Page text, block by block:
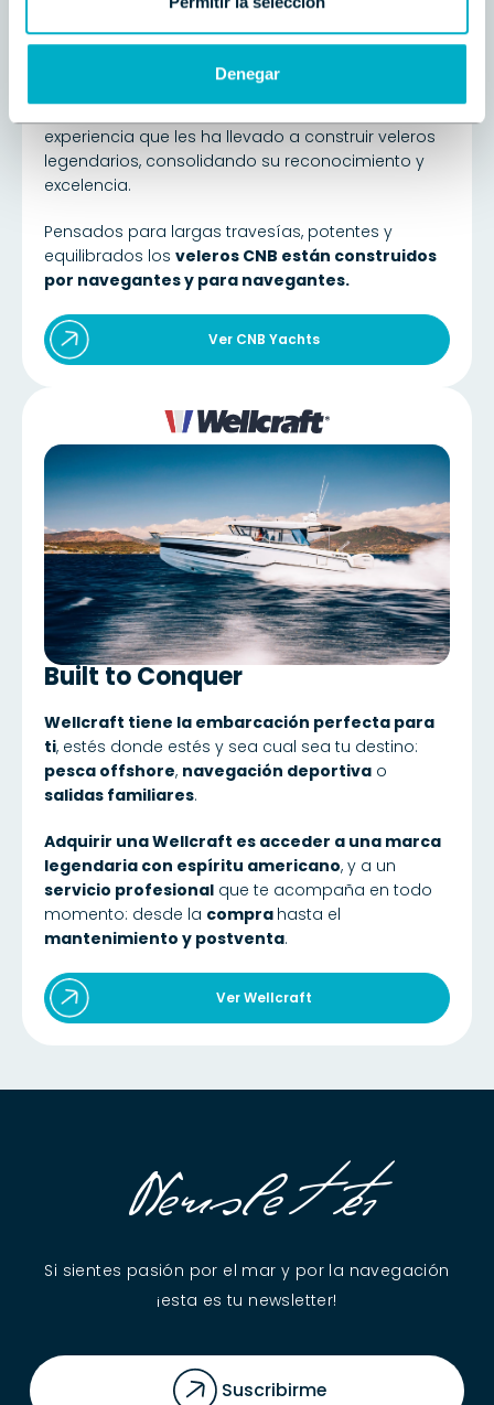
Denegar
Exclusive Blue Water Yachts
CNB Yachts pertenece a Solaris
Group,entre las dos marcas acumulan una larga
experiencia que les ha llevado a construir veleros
legendarios, consolidando su reconocimiento y
excelencia.
Pensados para largas travesías, potentes y
equilibrados los veleros CNB están construidos
por navegantes y para navegantes.
Ver CNB Yachts
Built to Conquer
Wellcraft tiene la embarcación perfecta para
ti, estés donde estés y sea cual sea tu destino:
pesca offshore, navegación deportiva o
salidas familiares.
Adquirir una Wellcraft es acceder a una marca
legendaria con espíritu americano, y a un
servicio profesional que te acompaña en todo
momento: desde la compra hasta el
mantenimiento y postventa.
Ver Wellcraft
Newsletter
Si sientes pasión por el mar y por la navegación
¡esta es tu newsletter!
Suscribirme